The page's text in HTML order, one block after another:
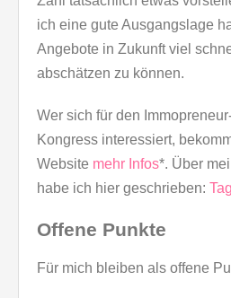
ich eine gute Ausgangslage
Angebote in Zukunft viel
abschätzen zu können.
Wer sich für den
Kongress interessiert,
Website mehr Infos*. Über
habe ich hier geschrieben:
Offene Punkte
Für mich bleiben als offene